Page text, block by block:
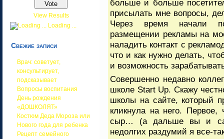
View Results
Loading ...
Свежие записи
Врач: советует,
консультирует,
подсказывает
Вопросы воспитания
День рождения
«ДОШКОЛЯТ»
Костюм Деда Мороза или
Нового года для ребенка
Рецепт семейного
больше и больше
присылать мне вопросы,
Через время начали
размещении рекламы на
наладить контакт с
что и как нужно делать,
и возможность
Совершенно недавно
школе Start Up. Скажу
школы на сайте, который
кликнула на него.
сыр… (а дальше вы и
недолгих раздумий я все-